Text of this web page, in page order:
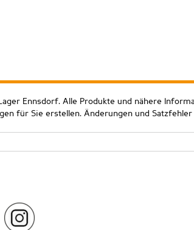
Ennsdorf. Alle Produkte und nähere
für Sie erstellen. Änderungen und Satzfehler